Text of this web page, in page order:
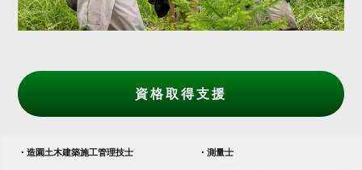
資格取得支援
・造園土木建築施工管理技士 ・測量士